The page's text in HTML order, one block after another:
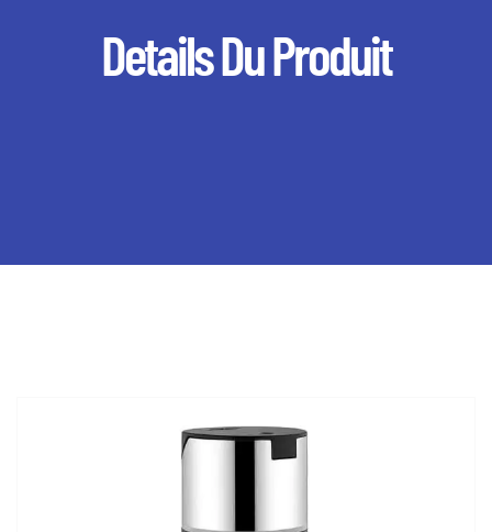
Details Du Produit